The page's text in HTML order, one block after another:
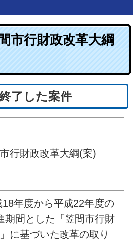
市行財政改革大綱
了した案件
行財政改革大綱(案)
年度から平成22年度の
期間とした「笠間市行財
に基づいた改革の取り